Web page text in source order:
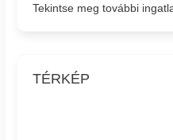
Tekintse meg további
TÉRKÉP